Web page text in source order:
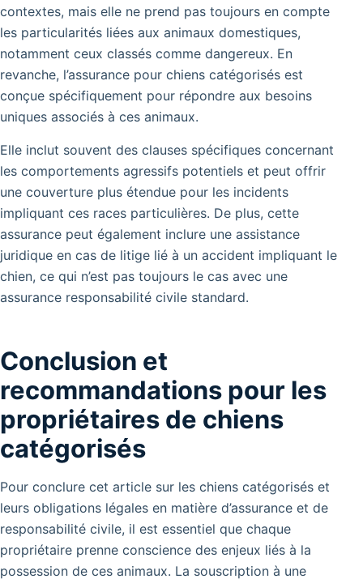
contextes, mais elle ne prend pas toujours en compte
les particularités liées aux animaux domestiques,
notamment ceux classés comme dangereux. En
revanche, l’assurance pour chiens catégorisés est
conçue spécifiquement pour répondre aux besoins
uniques associés à ces animaux.
Elle inclut souvent des clauses spécifiques concernant
les comportements agressifs potentiels et peut offrir
une couverture plus étendue pour les incidents
impliquant ces races particulières. De plus, cette
assurance peut également inclure une assistance
juridique en cas de litige lié à un accident impliquant le
chien, ce qui n’est pas toujours le cas avec une
assurance responsabilité civile standard.
Conclusion et
recommandations pour les
propriétaires de chiens
catégorisés
Pour conclure cet article sur les chiens catégorisés et
leurs obligations légales en matière d’assurance et de
responsabilité civile, il est essentiel que chaque
propriétaire prenne conscience des enjeux liés à la
possession de ces animaux. La souscription à une